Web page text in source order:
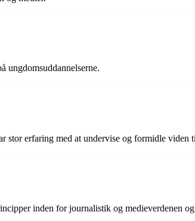
ungdomsuddannelserne.
stor erfaring med at undervise og formidle viden
inden for journalistik og medieverdenen og